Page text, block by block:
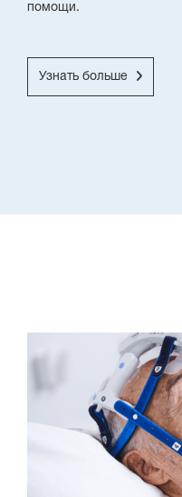
помощи.
Узнать больше